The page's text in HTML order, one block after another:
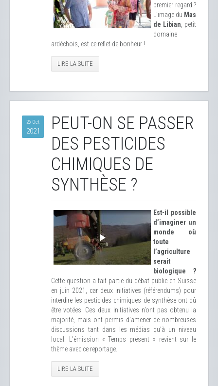
premier regard ?
L'image du Mas
de Libian , petit
domaine
ardéchois, est ce reflet de bonheur !
LIRE LA SUITE
26 Oct
2021
PEUT-ON SE PASSER
DES PESTICIDES
CHIMIQUES DE
SYNTHÈSE ?
Est-il possible
d’imaginer un
monde où
toute
l’agriculture
serait
biologique ?
Cette question a fait partie du débat public en Suisse
en juin 2021, car deux initiatives (référendums) pour
interdire les pesticides chimiques de synthèse ont dû
être votées. Ces deux initiatives n’ont pas obtenu la
majorité, mais ont permis d’amener de nombreuses
discussions tant dans les médias qu’à un niveau
local. L’émission « Temps présent » revient sur le
thème avec ce reportage.
LIRE LA SUITE